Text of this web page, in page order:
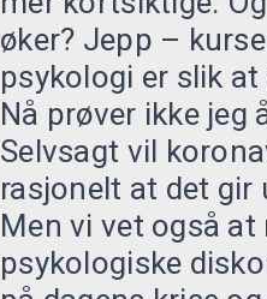
øker? Jepp –
psykologi er slik
Nå prøver ikke jeg
Selvsagt vil
rasjonelt at det gir
Men vi vet også
psykologiske